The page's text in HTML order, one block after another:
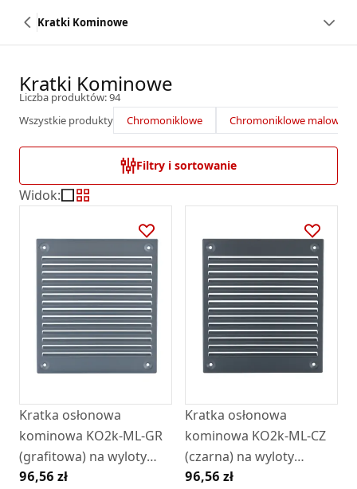
Kratki Kominowe
Kratki Kominowe
Liczba produktów: 94
Wszystkie produkty
Chromoniklowe Chromoniklowe malowane
Filtry i sortowanie
Widok:
Kratka osłonowa
kominowa KO2k-ML-GR
(grafitowa) na wyloty
boczne (RAL7024)
96,56 zł
Kratka osłonowa
kominowa KO2k-ML-CZ
(czarna) na wyloty
boczne (RAL9005)
96,56 zł